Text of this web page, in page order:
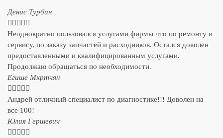
Денис Турбин
    
Неоднократно пользовался услугами фирмы что по ремонту и
сервису, по заказу запчастей и расходников. Остался доволен
предоставленными и квалифицированным услугами.
Продолжаю обращаться по необходимости.
​Егише Мкртчян
    
Андрей отличный специалист по диагностике!!! Доволен на
все 100!
​Юлия Гершевич
    